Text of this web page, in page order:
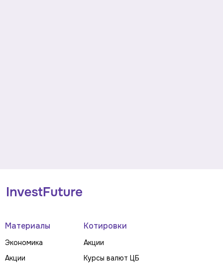
Материалы
Экономика
Акции
Котировки
Акции
Курсы валют ЦБ